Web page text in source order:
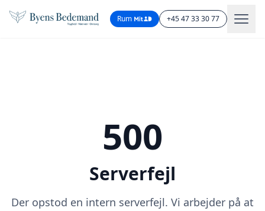
Rum +45 47 33 30 77
500
Serverfejl
Der opstod en intern serverfejl. Vi arbejder på at